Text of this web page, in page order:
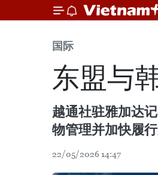
国际
东盟与
越通社驻雅加达
物管理并加快履
22/05/2026 14:47